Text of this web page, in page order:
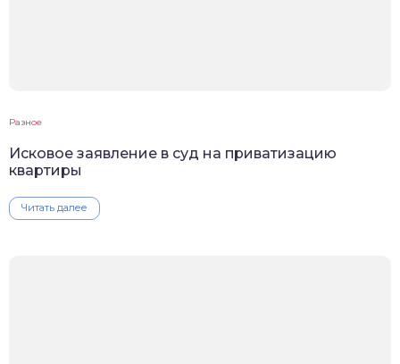
Разное
Исковое заявление в суд на приватизацию
квартиры
Читать далее